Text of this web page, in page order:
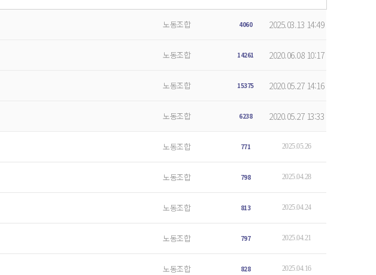
노동조합 4060 2025.03.13 14:49
노동조합 14261 2020.06.08 10:17
노동조합 15375 2020.05.27 14:16
노동조합 6238 2020.05.27 13:33
노동조합 771 2025.05.26
노동조합 798 2025.04.28
노동조합 813 2025.04.24
노동조합 797 2025.04.21
노동조합 828 2025.04.16